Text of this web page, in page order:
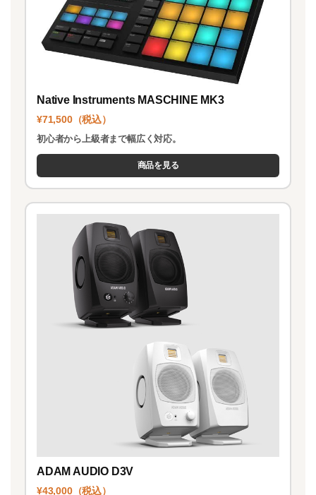
Native Instruments MASCHINE MK3
¥71,500（税込）
初心者から上級者まで幅広く対応。
商品を見る
ADAM AUDIO D3V
¥43,000（税込）